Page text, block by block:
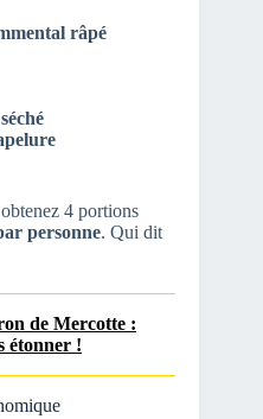
râpé
4 portions
personne. Qui dit
de Mercotte :
étonner !